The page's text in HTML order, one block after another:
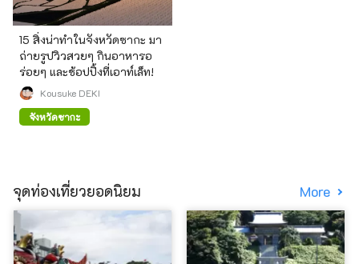
15 สิ่งน่าทำในจังหวัดซากะ มา
ถ่ายรูปวิวสวยๆ กินอาหารอ
ร่อยๆ และช้อปปิ้งที่เอาท์เล็ท!
Kousuke DEKI
จังหวัดซากะ
จุดท่องเที่ยวยอดนิยม More